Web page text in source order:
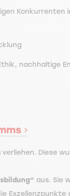
Konkurrenten
nachhaltige
Diese
aus. Sie
Exzellenzpunkte